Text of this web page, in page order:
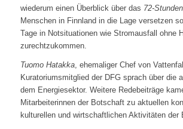
wiederum einen Überblick über das 72-
Menschen in Finnland in die Lage versetzen
Tage in Notsituationen wie Stromausfall ohne
zurechtzukommen.
Tuomo Hatakka, ehemaliger Chef von
Kuratoriumsmitglied der DFG sprach über die
dem Energiesektor. Weitere Redebeiträge
Mitarbeiterinnen der Botschaft zu aktuellen
kulturellen und wirtschaftlichen Aktivitäten der